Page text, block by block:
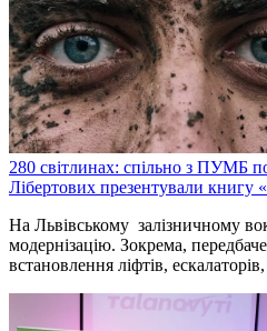
280 світлинах: спільно з ПУМБ
Лібертових презентували книгу
На Львівському залізничному
модернізацію. Зокрема,
встановлення ліфтів,